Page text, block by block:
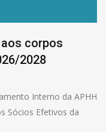
corpos
2028
Interno da APHH
Sócios Efetivos da